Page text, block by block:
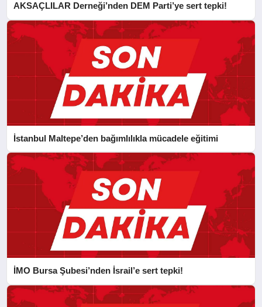
AKSAÇLILAR Derneği’nden DEM Parti’ye sert tepki!
İstanbul Maltepe’den bağımlılıkla mücadele eğitimi
İMO Bursa Şubesi’nden İsrail’e sert tepki!